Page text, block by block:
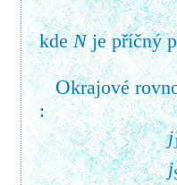
kdeNje příčný
Okrajové
:
j
j